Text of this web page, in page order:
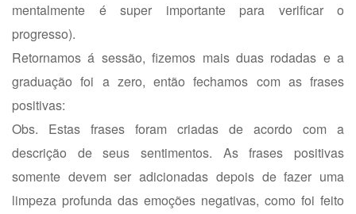
mentalmente é super importante para verificar o
progresso).
Retornamos á sessão, fizemos mais duas rodadas e a
graduação foi a zero, então fechamos com as frases
positivas:
Obs. Estas frases foram criadas de acordo com a
descrição de seus sentimentos. As frases positivas
somente devem ser adicionadas depois de fazer uma
limpeza profunda das emoções negativas, como foi feito